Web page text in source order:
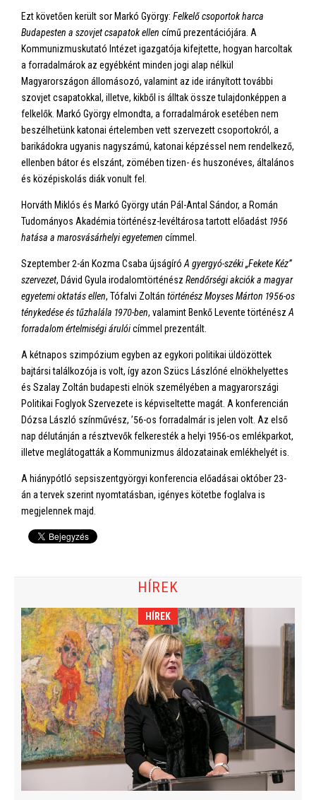
Ezt követően került sor Markó György: Felkelő csoportok harca
Budapesten a szovjet csapatok ellen című prezentációjára. A
Kommunizmuskutató Intézet igazgatója kifejtette, hogyan harcoltak
a forradalmárok az egyébként minden jogi alap nélkül
Magyarországon állomásozó, valamint az ide irányított további
szovjet csapatokkal, illetve, kikből is álltak össze tulajdonképpen a
felkelők. Markó György elmondta, a forradalmárok esetében nem
beszélhetünk katonai értelemben vett szervezett csoportokról, a
barikádokra ugyanis nagyszámú, katonai képzéssel nem rendelkező,
ellenben bátor és elszánt, zömében tizen- és huszonéves, általános
és középiskolás diák vonult fel.
Horváth Miklós és Markó György után Pál-Antal Sándor, a Román
Tudományos Akadémia történész-levéltárosa tartott előadást 1956
hatása a marosvásárhelyi egyetemen címmel.
Szeptember 2-án Kozma Csaba újságíró A gyergyó-széki „Fekete Kéz”
szervezet, Dávid Gyula irodalomtörténész Rendőrségi akciók a magyar
egyetemi oktatás ellen, Tófalvi Zoltán történész Moyses Márton 1956-os
ténykedése és tűzhalála 1970-ben, valamint Benkő Levente történész A
forradalom értelmiségi árulóicímmel prezentált.
A kétnapos szimpózium egyben az egykori politikai üldözöttek
bajtársi találkozója is volt, így azon Szücs Lászlóné elnökhelyettes
és Szalay Zoltán budapesti elnök személyében a magyarországi
Politikai Foglyok Szervezete is képviseltette magát. A konferencián
Dózsa László színművész, ’56-os forradalmár is jelen volt. Az első
nap délutánján a résztvevők felkeresték a helyi 1956-os emlékparkot,
illetve meglátogatták a Kommunizmus áldozatainak emlékhelyét is.
A hiánypótló sepsiszentgyörgyi konferencia előadásai október 23-
án a tervek szerint nyomtatásban, igényes kötetbe foglalva is
megjelennek majd.
HÍREK
HÍREK